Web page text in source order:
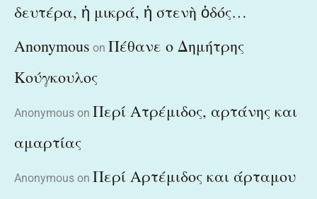
δευτέρα, ἡ μικρά, ἡ στενὴ ὁδός…
Anonymous on Πέθανε ο Δημήτρης
Κούγκουλος
Anonymous on Περί Ατρέμιδος, αρτάνης και
αμαρτίας
Anonymous on Περί Αρτέμιδος και άρταμου